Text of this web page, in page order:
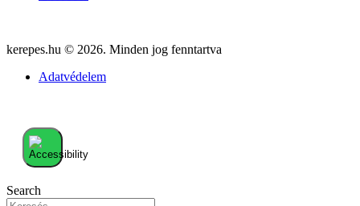
kerepes.hu © 2026. Minden jog fenntartva
Adatvédelem
Search